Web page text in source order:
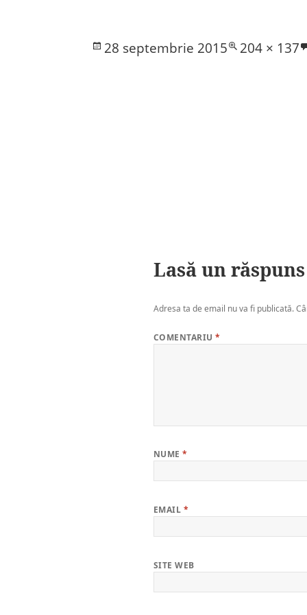
Posted
28 septembrie 2015
Full
204 × 137
Lasă un răspuns
Adresa ta de email nu va fi publicată.
COMENTARIU*
NUME*
EMAIL *
SITE WEB